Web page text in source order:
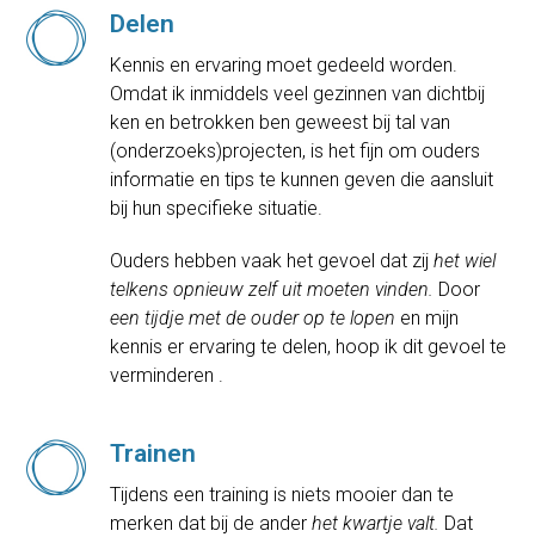
Delen
Kennis en ervaring moet gedeeld worden.
Omdat ik inmiddels veel gezinnen van dichtbij
ken en betrokken ben geweest bij tal van
(onderzoeks)projecten, is het fijn om ouders
informatie en tips te kunnen geven die aansluit
bij hun specifieke situatie.
Ouders hebben vaak het gevoel dat zijhet wiel
telkens opnieuw zelf uit moeten vinden. Door
een tijdje met de ouder op te lopen en mijn
kennis er ervaring te delen, hoop ik dit gevoel te
verminderen .
Trainen
Tijdens een training is niets mooier dan te
merken dat bij de anderhet kwartje valt. Dat